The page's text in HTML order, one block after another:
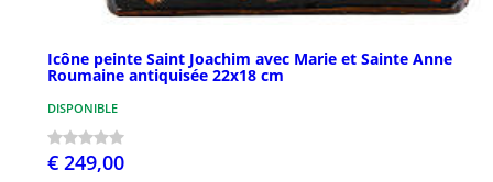
Icône peinte Saint Joachim avec Marie et Sainte Anne
Roumaine antiquisée 22x18 cm
DISPONIBLE
€ 249,00